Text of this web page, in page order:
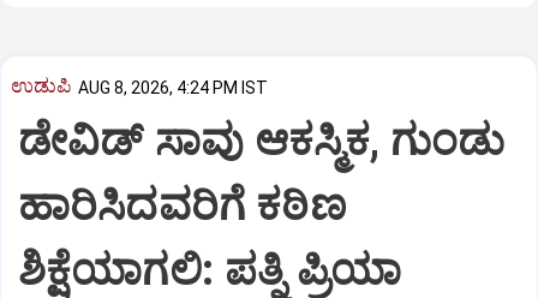
ಉಡುಪಿ AUG 8, 2026, 4:24 PM IST
ಡೇವಿಡ್ ಸಾವು ಆಕಸ್ಮಿಕ, ಗುಂಡು
ಹಾರಿಸಿದವರಿಗೆ ಕಠಿಣ
ಶಿಕ್ಷೆಯಾಗಲಿ: ಪತ್ನಿ ಪ್ರಿಯಾ